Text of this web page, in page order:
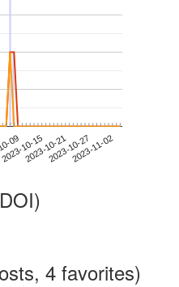
09
2023-10-152023-10-212023-10-272023-11-02
4 favorites)